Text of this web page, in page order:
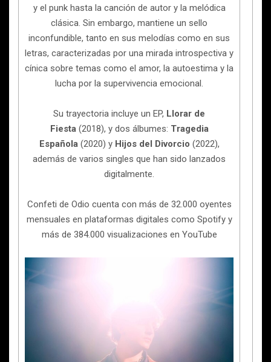
y el punk hasta la canción de autor y la melódica
clásica. Sin embargo, mantiene un sello
inconfundible, tanto en sus melodías como en sus
letras, caracterizadas por una mirada introspectiva y
cínica sobre temas como el amor, la autoestima y la
lucha por la supervivencia emocional.
Su trayectoria incluye un EP, Llorar de
Fiesta(2018), y dos álbumes: Tragedia
Española(2020) y Hijos del Divorcio (2022),
además de varios singles que han sido lanzados
digitalmente.
Confeti de Odio cuenta con más de 32.000 oyentes
mensuales en plataformas digitales como Spotify y
más de 384.000 visualizaciones en YouTube